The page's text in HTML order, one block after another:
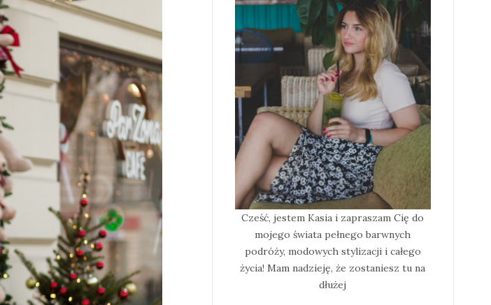
Cześć, jestem Kasia i zapraszam Cię do
mojego świata pełnego barwnych
podróży, modowych stylizacji i całego
życia! Mam nadzieję, że zostaniesz tu na
dłużej